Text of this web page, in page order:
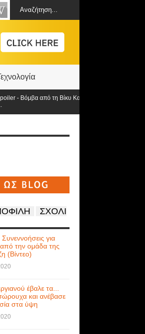
Βόμβα από τη Βίκυ Καγιά ανατρέπει τα πάντα: Στον
ΣΧΟΛΙ
για
την ομάδα της
(Βίντεο)
έβαλε τα...
και ανέβασε
στα ύψη